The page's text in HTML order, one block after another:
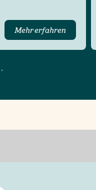
Mehr erfahren